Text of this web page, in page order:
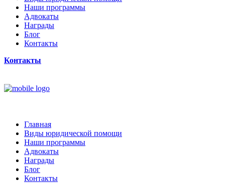
Наши программы
Адвокаты
Награды
Блог
Контакты
Контакты
Главная
Виды юридической помощи
Наши программы
Адвокаты
Награды
Блог
Контакты